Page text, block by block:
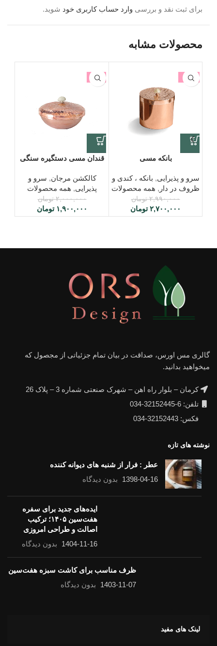
برای ثبت نقد و بررسی وارد حساب کاربری خود شوید.
محصولات مشابه
-10%
بانکه مسی
سرو و پذیرایی, بانکه ، کندی و
ظروف در دار , همه محصولات
۲,۹۹۰,۰۰۰ تومان
۲,۷۰۰,۰۰۰ تومان
-5%
قندان مسی دستگیره سنگی
کالکشن مرجان, سرو و
پذیرایی, همه محصولات
۲,۰۰۰,۰۰۰ تومان
۱,۹۰۰,۰۰۰ تومان
گالری مس اورس، صداقت در بیان تمام جزئیاتی از مجصول که
میخواهید بدانید.
کرمان – بلوار راه اهن – شهرک صنعتی شماره 3 – پلاک 26
تلفن: 6-32152445-034
فکس: 32152443-034
نوشته های تازه
عطر : فرار از شنبه های دیوانه کننده
1398-04-16
بدون دیدگاه
ایده‌های جدید برای سفره
هفت‌سین ۱۴۰۵؛ ترکیب
اصالت و طراحی امروزی
1404-11-16
بدون دیدگاه
ظرف مناسب برای کاشت سبزه هفت‌سین
1403-11-07
بدون دیدگاه
لینک های مفید